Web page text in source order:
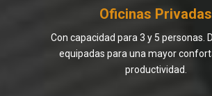
Oficinas Privadas
Con capacidad para 3 y 5 personas.
equipadas para una mayor
productividad.